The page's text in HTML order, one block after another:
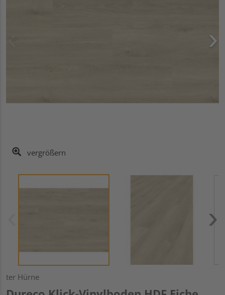
vergrößern
ter Hürne